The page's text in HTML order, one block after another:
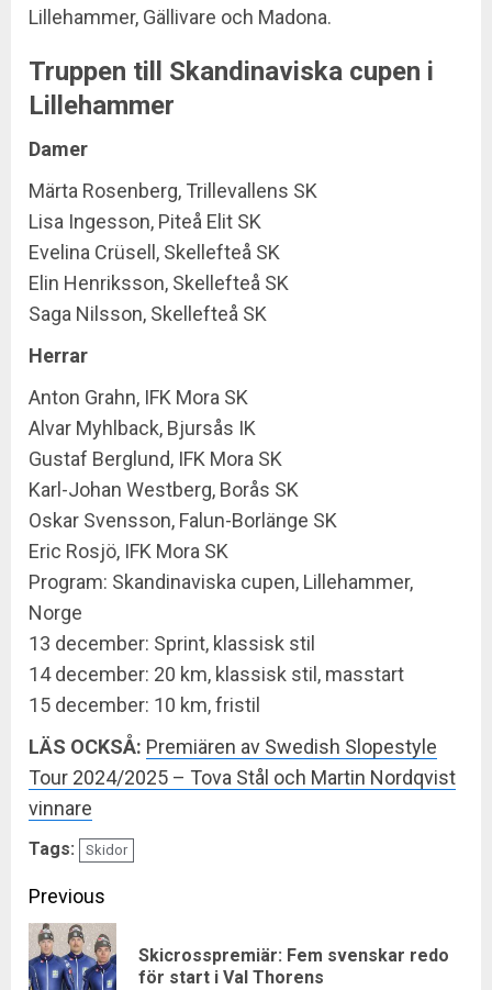
Lillehammer, Gällivare och Madona.
Truppen till Skandinaviska cupen i
Lillehammer
Damer
Märta Rosenberg, Trillevallens SK
Lisa Ingesson, Piteå Elit SK
Evelina Crüsell, Skellefteå SK
Elin Henriksson, Skellefteå SK
Saga Nilsson, Skellefteå SK
Herrar
Anton Grahn, IFK Mora SK
Alvar Myhlback, Bjursås IK
Gustaf Berglund, IFK Mora SK
Karl-Johan Westberg, Borås SK
Oskar Svensson, Falun-Borlänge SK
Eric Rosjö, IFK Mora SK
Program: Skandinaviska cupen, Lillehammer,
Norge
13 december: Sprint, klassisk stil
14 december: 20 km, klassisk stil, masstart
15 december: 10 km, fristil
LÄS OCKSÅ: Premiären av Swedish Slopestyle
Tour 2024/2025 – Tova Stål och Martin Nordqvist
vinnare
Tags: Skidor
Continue
Reading
Previous
Skicrosspremiär: Fem svenskar redo
för start i Val Thorens